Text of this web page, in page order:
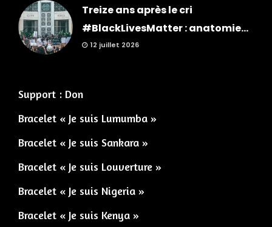
Treize ans après le cri
#BlackLivesMatter : anatomie...
12 juillet 2026
Support : Don
Bracelet « Je suis Lumumba »
Bracelet « Je suis Sankara »
Bracelet « Je suis Louverture »
Bracelet « Je suis Nigeria »
Bracelet « Je suis Kenya »